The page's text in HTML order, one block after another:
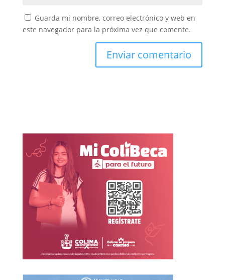
Guarda mi nombre, correo electrónico y web en
este navegador para la próxima vez que comente.